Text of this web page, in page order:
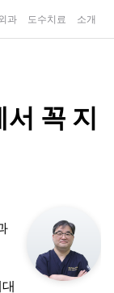
과 도수치료 소개
꼭 지